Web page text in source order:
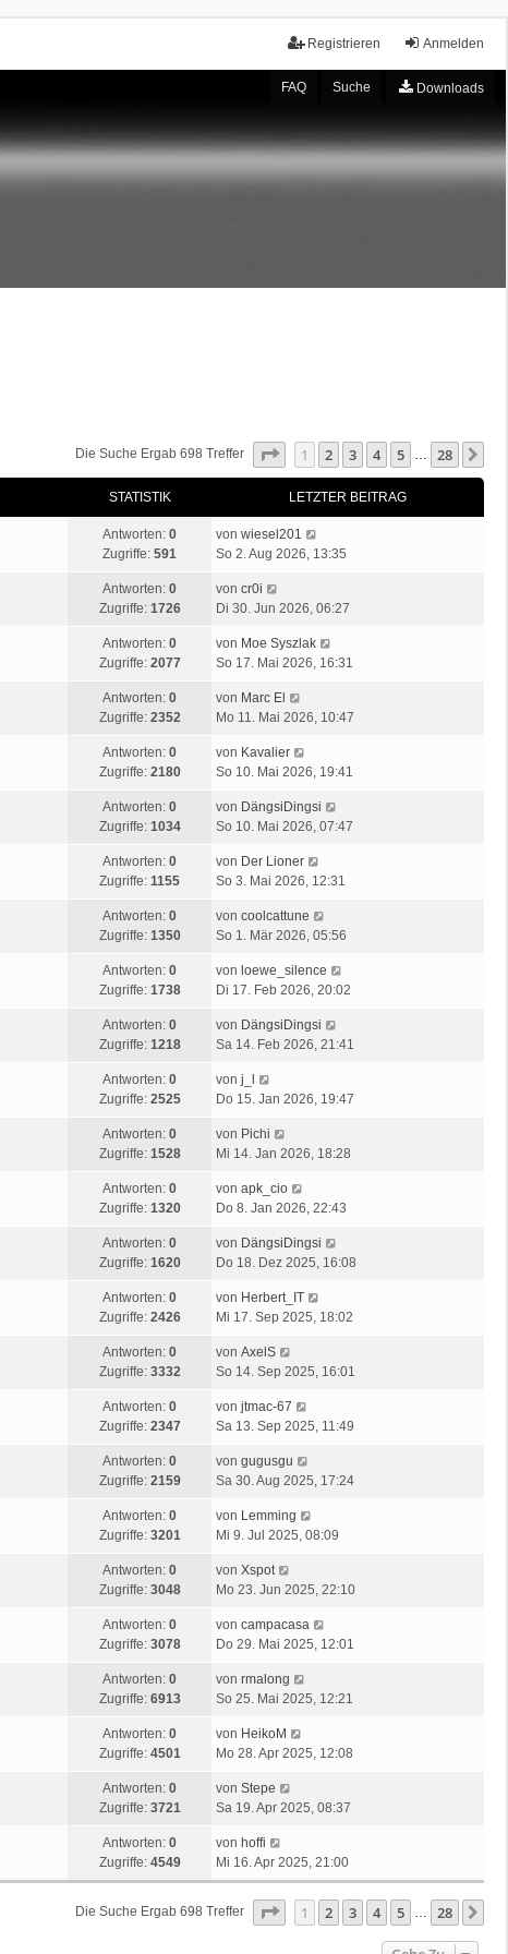
Anmelden
Registrieren
FAQ Suche Downloads
Die Suche Ergab 698 Treffer Seite Von
1 2 3 4 5 … 28
STATISTIK LETZTER BEITRAG
Antworten: 0
Zugriffe: 591
von wiesel201
So 2. Aug 2026, 13:35
Antworten: 0
Zugriffe: 1726
von cr0i
Di 30. Jun 2026, 06:27
Antworten: 0
Zugriffe: 2077
von Moe Syszlak
So 17. Mai 2026, 16:31
Antworten: 0
Zugriffe: 2352
von Marc El
Mo 11. Mai 2026, 10:47
Antworten: 0
Zugriffe: 2180
von Kavalier
So 10. Mai 2026, 19:41
Antworten: 0
Zugriffe: 1034
von DängsiDingsi
So 10. Mai 2026, 07:47
Antworten: 0
Zugriffe: 1155
von Der Lioner
So 3. Mai 2026, 12:31
Antworten: 0
Zugriffe: 1350
von coolcattune
So 1. Mär 2026, 05:56
Antworten: 0
Zugriffe: 1738
von loewe_silence
Di 17. Feb 2026, 20:02
Antworten: 0
Zugriffe: 1218
von DängsiDingsi
Sa 14. Feb 2026, 21:41
Antworten: 0
Zugriffe: 2525
von j_l
Do 15. Jan 2026, 19:47
Antworten: 0
Zugriffe: 1528
von Pichi
Mi 14. Jan 2026, 18:28
Antworten: 0
Zugriffe: 1320
von apk_cio
Do 8. Jan 2026, 22:43
Antworten: 0
Zugriffe: 1620
von DängsiDingsi
Do 18. Dez 2025, 16:08
Antworten: 0
Zugriffe: 2426
von Herbert_IT
Mi 17. Sep 2025, 18:02
Antworten: 0
Zugriffe: 3332
von AxelS
So 14. Sep 2025, 16:01
Antworten: 0
Zugriffe: 2347
von jtmac-67
Sa 13. Sep 2025, 11:49
Antworten: 0
Zugriffe: 2159
von gugusgu
Sa 30. Aug 2025, 17:24
Antworten: 0
Zugriffe: 3201
von Lemming
Mi 9. Jul 2025, 08:09
Antworten: 0
Zugriffe: 3048
von Xspot
Mo 23. Jun 2025, 22:10
Antworten: 0
Zugriffe: 3078
von campacasa
Do 29. Mai 2025, 12:01
Antworten: 0
Zugriffe: 6913
von rmalong
So 25. Mai 2025, 12:21
Antworten: 0
Zugriffe: 4501
von HeikoM
Mo 28. Apr 2025, 12:08
Antworten: 0
Zugriffe: 3721
von Stepe
Sa 19. Apr 2025, 08:37
Antworten: 0
Zugriffe: 4549
von hoffi
Mi 16. Apr 2025, 21:00
Die Suche Ergab 698 Treffer Seite Von
1 2 3 4 5 … 28